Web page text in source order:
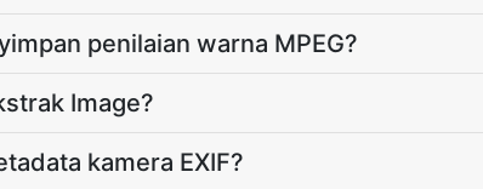
penilaian warna MPEG?
Image?
kamera EXIF?